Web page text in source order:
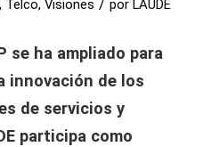
, Telco, Visiones / por LAUDE
se ha ampliado para
innovación de los
de servicios y
participa como